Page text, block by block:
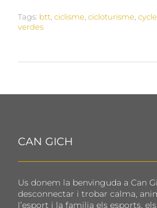
Tags: btt ciclisme cicloturisme cycle
verdes
CAN GICH
Us donem la benvinguda a Can
desconnectar i trobar calma,
l’esport i la familia els esports,